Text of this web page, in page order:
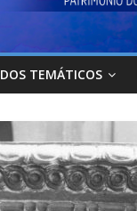
TEMÁTICOS